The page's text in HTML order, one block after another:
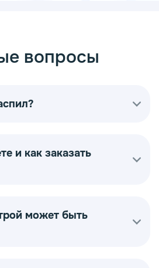
вопросы
и как заказать
может быть